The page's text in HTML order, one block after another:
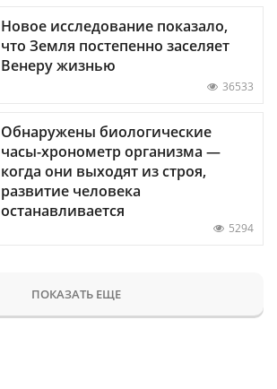
Новое исследование показало,
что Земля постепенно заселяет
Венеру жизнью
36533
Обнаружены биологические
часы-хронометр организма —
когда они выходят из строя,
развитие человека
останавливается
5294
ПОКАЗАТЬ ЕЩЕ